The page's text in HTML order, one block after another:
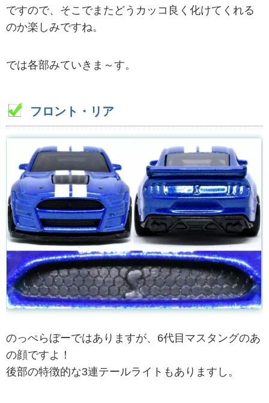
ですので、そこでまたどうカッコ良く化けてくれる
のか楽しみですね。
では各部みていきま～す。
フロント・リア
のっぺらぼーではありますが、6代目マスタングのあ
の顔ですよ！
後部の特徴的な3連テールライトもありますし。